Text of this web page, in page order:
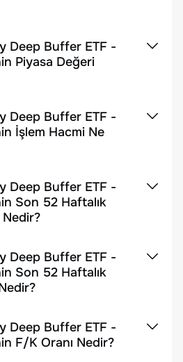
Deep Buffer ETF -
Piyasa Değeri
Deep Buffer ETF -
İşlem Hacmi Ne
Deep Buffer ETF -
Son 52 Haftalık
Deep Buffer ETF -
Son 52 Haftalık
Deep Buffer ETF -
F/K Oranı Nedir?